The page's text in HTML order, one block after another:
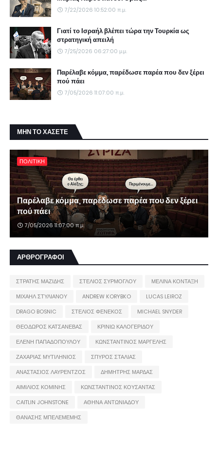
7/22/2026 10:52:00 π.μ.
Γιατί το Ισραήλ βλέπει τώρα την Τουρκία ως
στρατηγική απειλή
7/25/2026 06:27:00 μ.μ.
Παρέλαβε κόμμα, παρέδωσε παρέα που δεν ξέρει
πού πάει
7/05/2026 11:07:00 π.μ.
ΜΗΝ ΤΟ ΧΑΣΕΤΕ
ΠΟΛΙΤΙΚΗ
Παρέλαβε κόμμα, παρέδωσε παρέα που δεν ξέρει
πού πάει
7/05/2026 11:07:00 π.μ.
ΑΡΘΡΟΓΡΑΦΟΙ
ΣΤΡΑΤΗΣ ΜΑΖΙΔΗΣ ΣΤΕΛΙΟΣ ΣΥΡΜΟΓΛΟΥ
ΜΕΛΙΝΑ ΚΟΝΤΑΞΗ
ΜΙΧΑΗΛ ΣΤΥΛΙΑΝΟΥ
ANDREW KORYBKO
LUCAS LEIROZ
DRAGO BOSNIC
ΣΤΕΛΙΟΣ ΦΕΝΕΚΟΣ
MICHAEL SNYDER
ΘΕΟΔΩΡΟΣ ΚΑΤΣΑΝΕΒΑΣ
ΚΡΙΝΙΩ ΚΑΛΟΓΕΡΙΔΟΥ
ΕΛΕΝΗ ΠΑΠΑΔΟΠΟΥΛΟΥ
ΚΩΝΣΤΑΝΤΙΝΟΣ ΜΑΡΓΕΛΗΣ
ΖΑΧΑΡΙΑΣ ΜΥΤΙΛΗΝΙΟΣ
ΣΠΥΡΟΣ ΣΤΑΛΙΑΣ
ΑΝΑΣΤΑΣΙΟΣ ΛΑΥΡΕΝΤΖΟΣ
ΔΗΜΗΤΡΗΣ ΜΑΡΔΑΣ
ΑΙΜΙΛΙΟΣ ΚΟΜΙΝΗΣ
ΚΩΝΣΤΑΝΤΙΝΟΣ ΚΟΥΣΑΝΤΑΣ
CAITLIN JOHNSTONE
ΑΘΗΝΑ ΑΝΤΩΝΙΑΔΟΥ
ΘΑΝΑΣΗΣ ΜΠΕΛΕΜΕΜΗΣ